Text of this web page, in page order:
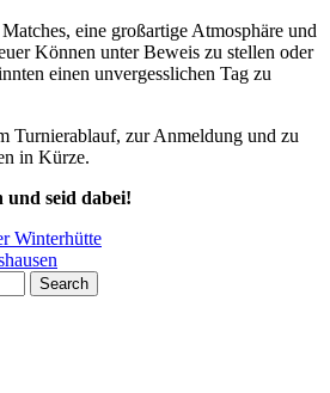
eine großartige Atmosphäre und
Können unter Beweis zu stellen oder
einen unvergesslichen Tag zu
Turnierablauf, zur Anmeldung und zu
in Kürze.
und seid dabei!
Winterhütte
Search